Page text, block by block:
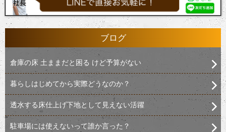
ブログ
倉庫の床 土ままだと困る けど予算がない
暮らしはじめてから実際どうなのか？
透水する床仕上げ下地として見えない活躍
駐車場には使えないって誰か言った？